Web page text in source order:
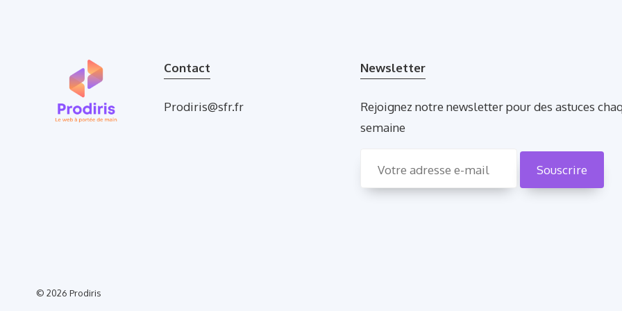
Contact
Prodiris@sfr.fr
Newsletter
Rejoignez notre newsletter pour des astuces
semaine
© 2026 Prodiris